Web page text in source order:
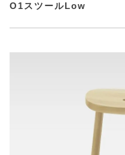
O1スツールLow